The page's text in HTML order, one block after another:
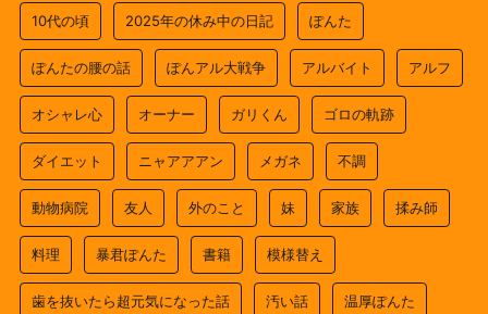
10代の頃 2025年の休み中の日記 ぽんた
ぽんたの腰の話 ぽんアル大戦争 アルバイト アルフ
オシャレ心 オーナー ガリくん ゴロの軌跡
ダイエット ニャアアアン メガネ 不調
動物病院 友人 外のこと 妹 家族 揉み師
料理 暴君ぽんた 書籍 模様替え
歯を抜いたら超元気になった話 汚い話 温厚ぽんた